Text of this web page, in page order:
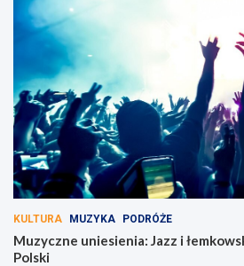
KULTURA MUZYKA PODRÓŻE
Muzyczne uniesienia: Jazz i
Polski